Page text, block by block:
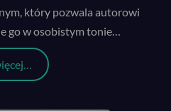
który pozwala autorowi
go w osobistym tonie…